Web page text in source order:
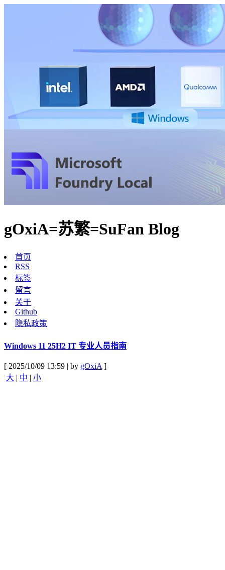
gOxiA=苏繁=SuFan Blog
首页
RSS
标签
留言
关于
Github
隐私政策
Windows 11 25H2 IT 专业人员指南
[ 2025/10/09 13:59 | by gOxiA]
大 | 中 | 小